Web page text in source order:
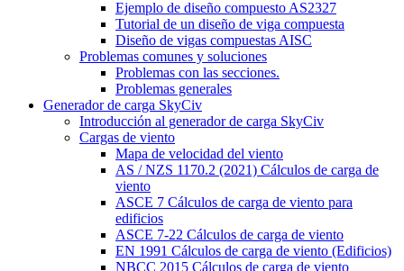
Ejemplo de diseño compuesto AS2327
Tutorial de un diseño de viga compuesta
Diseño de vigas compuestas AISC
Problemas comunes y soluciones
Problemas con las secciones.
Problemas generales
Generador de carga SkyCiv
Introducción al generador de carga SkyCiv
Cargas de viento
Mapa de velocidad del viento
AS / NZS 1170.2 (2021) Cálculos de carga de
viento
ASCE 7 Cálculos de carga de viento para
edificios
ASCE 7-22 Cálculos de carga de viento
EN 1991 Cálculos de carga de viento (Edificios)
NBCC 2015 Cálculos de carga de viento